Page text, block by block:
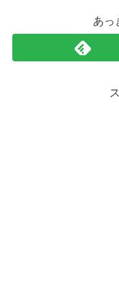
あっ